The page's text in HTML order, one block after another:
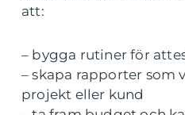
att:
– bygga rutiner för
– skapa rapporter som
projekt eller kund